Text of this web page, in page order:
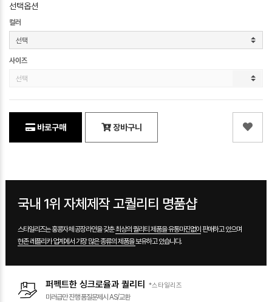
선택옵션
컬러
사이즈
바로구매 장바구니
국내 1위 자체제작 고퀄리티 명품샵
스타일리즈는 홍콩자체 공장라인을 갖춘최상의 퀄리티 제품을 유통마진없이 판매하고 있으며
현존 레플리카 업계에서 가장 많은 종류의 제품을보유하고 있습니다.
퍼펙트한 싱크로율과 퀄리티 *스타일리즈
미러급만 진행품질문제시 AS/교환